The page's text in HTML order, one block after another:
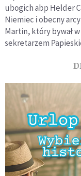
ubogich abp Helder
Niemiec i obecny
Martin, który bywał
sekretarzem